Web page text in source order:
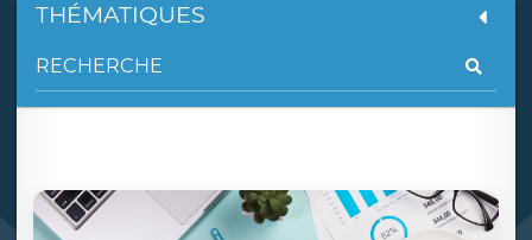
THÉMATIQUES